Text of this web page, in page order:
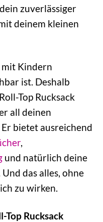
zuverlässiger
deinem kleinen
mit Kindern
ist. Deshalb
Top Rucksack
all deinen
bietet ausreichend
,
und natürlich deine
das alles, ohne
zu wirken.
Top Rucksack